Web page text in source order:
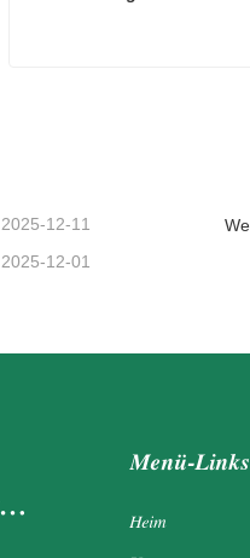
2025-12-11
2025-12-01
Menü-Links
Heim